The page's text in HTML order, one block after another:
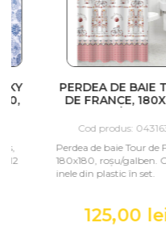
PERDEA DE BAIE TOUR
DE FRANCE, 180X180,
Cod produs: 0431638
Perdea de baie Tour de France,
180x180, roșu/galben. Cu 12
inele din plastic în set.
125,00 lei